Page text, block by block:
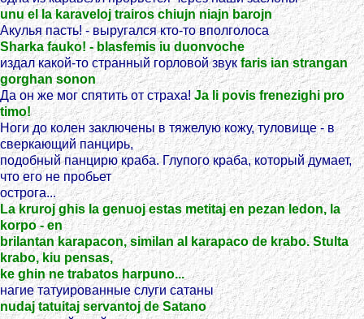
unu el la karaveloj trairos chiujn niajn barojn
Акулья пасть! - выругался кто-то вполголоса
Sharka fauko! - blasfemis iu duonvoche
издал какой-то странный горловой звук faris ian strangan
gorghan sonon
Да он же мог спятить от страха!Ja li povis frenezighi pro
timo!
Ноги до колен заключены в тяжелую кожу, туловище - в
сверкающий панцирь,
подобный панцирю краба. Глупого краба, который думает,
что его не пробьет
острога...
La kruroj ghis la genuoj estas metitaj en pezan ledon, la
korpo - en
brilantan karapacon, similan al karapaco de krabo. Stulta
krabo, kiu pensas,
ke ghin ne trabatos harpuno...
нагие татуированные слуги сатаны
nudaj tatuitaj servantoj de Satano